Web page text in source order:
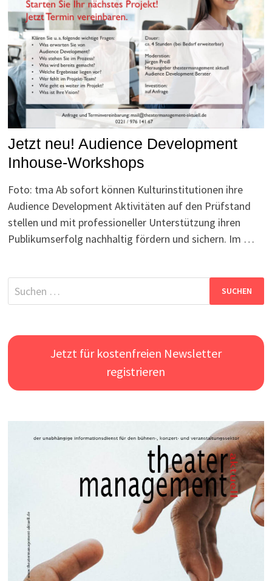
Jetzt neu! Audience Development
Inhouse-Workshops
Foto: tma Ab sofort können Kulturinstitutionen ihre
Audience Development Aktivitäten auf den Prüfstand
stellen und mit professioneller Unterstützung ihren
Publikumserfolg nachhaltig fördern und sichern. Im …
Suchen
nach:
Jetzt für kostenfreien Newsletter
registrieren